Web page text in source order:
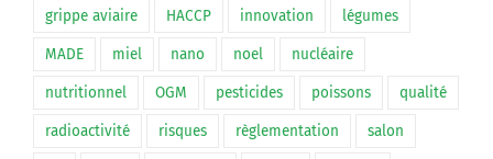
grippe aviaire HACCP innovation légumes
MADE miel nano noel nucléaire
nutritionnel OGM pesticides poissons qualité
radioactivité risques règlementation salon